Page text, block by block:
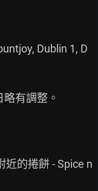
的捲餅 - Spice n